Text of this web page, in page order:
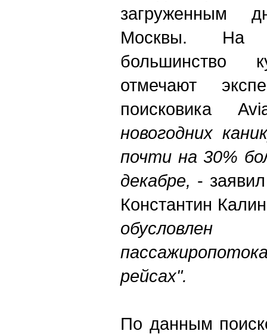
загруженным
Москвы. На
большинство
отмечают
поисковика
новогодних
почти на 30%
декабре, -
Константин
рейсах".
По данным